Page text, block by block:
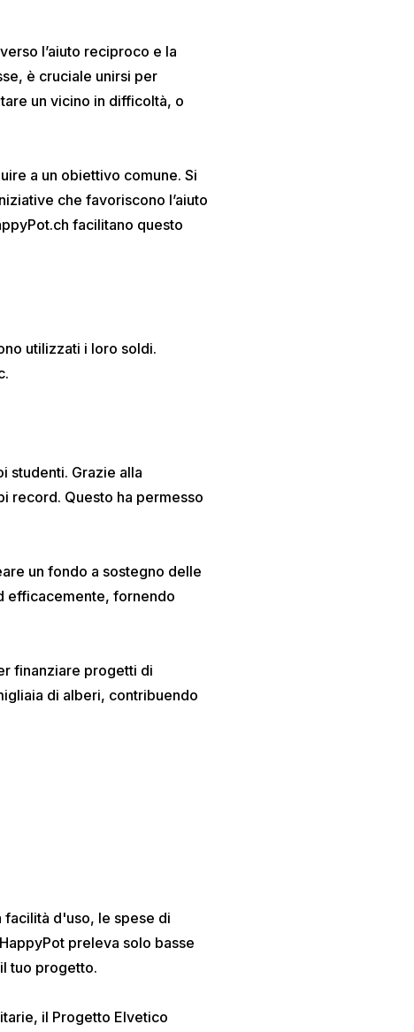
l’aiuto reciproco e la
è cruciale unirsi per
un vicino in difficoltà, o
a un obiettivo comune. Si
che favoriscono l’aiuto
facilitano questo
utilizzati i loro soldi.
studenti. Grazie alla
record. Questo ha permesso
un fondo a sostegno delle
efficacemente, fornendo
finanziare progetti di
di alberi, contribuendo
facilità d'uso, le spese di
preleva solo basse
tuo progetto.
il Progetto Elvetico